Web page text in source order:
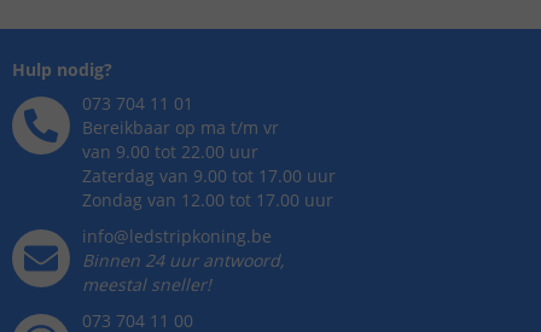
Hulp nodig?
073 704 11 01
Bereikbaar op ma t/m vr
van 9.00 tot 22.00 uur
Zaterdag van 9.00 tot 17.00 uur
Zondag van 12.00 tot 17.00 uur
info@ledstripkoning.be
Binnen 24 uur antwoord,
meestal sneller!
073 704 11 00